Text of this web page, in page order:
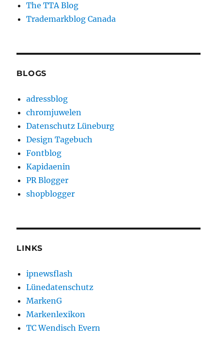
The TTA Blog
Trademarkblog Canada
BLOGS
adressblog
chromjuwelen
Datenschutz Lüneburg
Design Tagebuch
Fontblog
Kapidaenin
PR Blogger
shopblogger
LINKS
ipnewsflash
Lünedatenschutz
MarkenG
Markenlexikon
TC Wendisch Evern